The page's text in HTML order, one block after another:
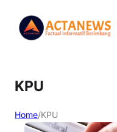
KPU
Home/KPU